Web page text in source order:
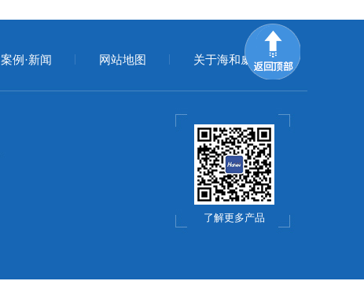
案例·新闻 网站地图 关于海和威
了解更多产品